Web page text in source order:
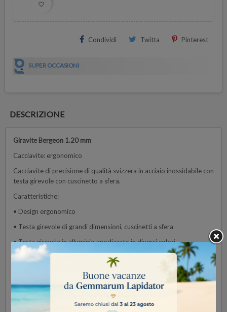
favorite_border
Condividi Twitta Pinterest
SUPER OCCASIONI
DESCRIZIONE
Giravite Bergeon 1.20 mm
Cacciavite: ergonomico
Cacciavite di precisione di qualità svizzera in acciaio inossidabile con
testa girevole con cuscinetto a sfera.
Caratteristiche:
• Design ergonomico
• Testa girevole di grandi dimensioni, cuscinetti a sfera
• Testa girevole in alluminio anodizzato in diversi colori
• Manico in acciaio inox antiscivolo e antiscivolo
• Lame del cacciavite sostituibili
• Fabbricato in Svizzera
Larghezza lama: 1,20 mm